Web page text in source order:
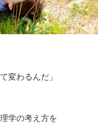
変わるんだ」
学の考え方を